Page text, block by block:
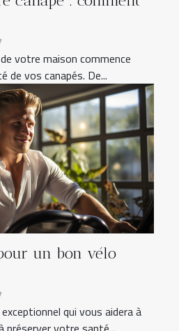
votre maison commence
de vos canapés. De...
un bon vélo
qui vous aidera à